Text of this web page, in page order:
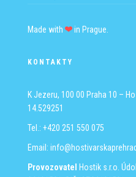
Made with in Prague.
KONTAKTY
K Jezeru, 100 00 Praha 10 –
14.529251
Tel.: +420 251 550 075
Email:
Provozovatel
Hostik s.r.o.